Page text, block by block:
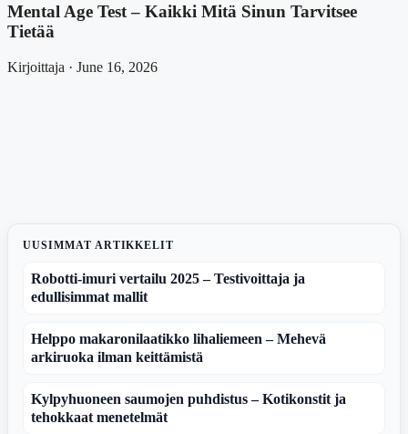
Mental Age Test – Kaikki Mitä Sinun Tarvitsee
Tietää
Kirjoittaja · June 16, 2026
UUSIMMAT ARTIKKELIT
Robotti-imuri vertailu 2025 – Testivoittaja ja
edullisimmat mallit
Helppo makaronilaatikko lihaliemeen – Mehevä
arkiruoka ilman keittämistä
Kylpyhuoneen saumojen puhdistus – Kotikonstit ja
tehokkaat menetelmät